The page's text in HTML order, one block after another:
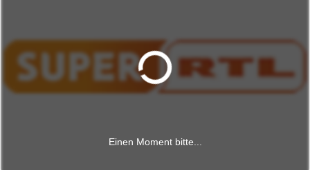
Einen Moment bitte...